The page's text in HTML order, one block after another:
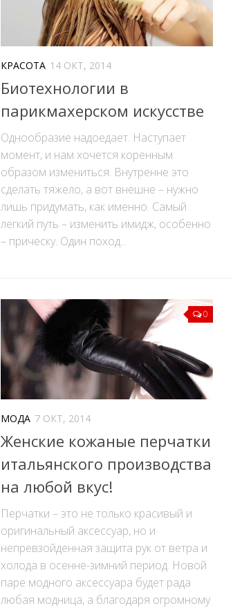
КРАСОТА 14 ОКТ, 2014
Биотехнологии в
парикмахерском искусстве
Однообразие надоедает. Наступает
момент, и нам хочется коренным
образом измениться. Внутренне это
сделать тяжело, а вот внешне – нужно
лишь придумать, как именно. Самый
легкий путь – изменить имидж, особенно
– прическу. Один поход...
0
МОДА 7 ОКТ, 2014
Женские кожаные перчатки
итальянского производства
на любой вкус!
Перчатки – это не только красивый и
оригинальный аксессуар, но и
непревзойденная защита рук от ветра и
холода в осенне-зимний период. Новой
паре модного аксессуара будет рада
любая модница, а благодаря огромному